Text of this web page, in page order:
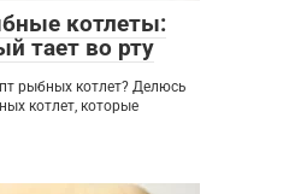
котлеты:
тает во рту
рыбных котлет? Делюсь
котлет, которые